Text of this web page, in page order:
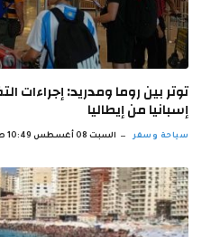
توتر بين روما ومدريد: إجراءات
إسبانيا من إيطاليا
سياحة وسفر السبت 08 أغسطس 10:49 ص